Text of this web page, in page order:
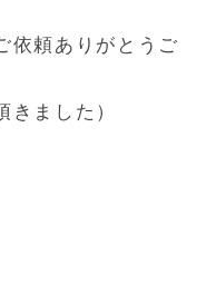
依頼ありがとうご
きました）